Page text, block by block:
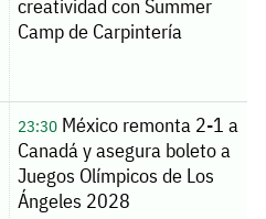
creatividad con Summer
Camp de Carpintería
23:30México remonta 2-1 a
Canadá y asegura boleto a
Juegos Olímpicos de Los
Ángeles 2028